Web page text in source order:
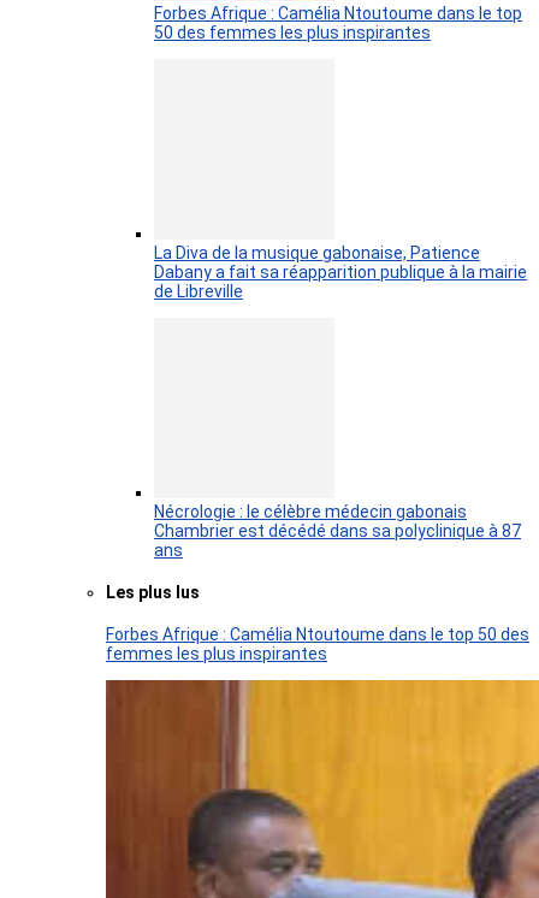
Forbes Afrique : Camélia Ntoutoume dans le top
50 des femmes les plus inspirantes
La Diva de la musique gabonaise, Patience
Dabany a fait sa réapparition publique à la mairie
de Libreville
Nécrologie : le célèbre médecin gabonais
Chambrier est décédé dans sa polyclinique à 87
ans
Les plus lus
Forbes Afrique : Camélia Ntoutoume dans le top 50 des
femmes les plus inspirantes